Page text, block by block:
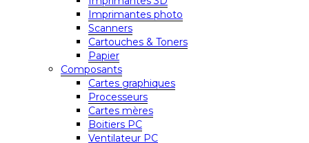
Imprimantes photo
Scanners
Cartouches & Toners
Papier
Composants
Cartes graphiques
Processeurs
Cartes mères
Boitiers PC
Ventilateur PC